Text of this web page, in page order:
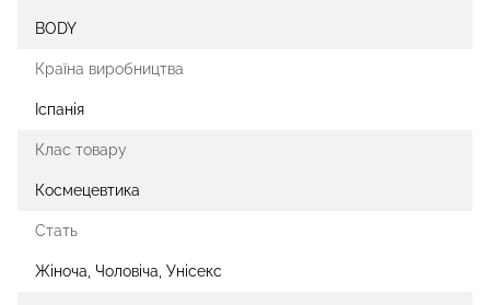
BODY
Країна виробництва
Іспанія
Клас товару
Космецевтика
Стать
Жіноча, Чоловіча, Унісекс